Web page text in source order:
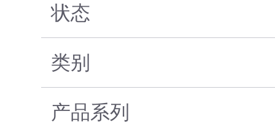
状态
类别
产品系列